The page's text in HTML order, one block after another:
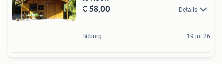
€ 58,00 Details
Bitburg 19 jul 26